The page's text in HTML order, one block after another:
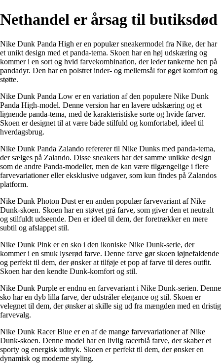
Nethandel er årsag til butiksdød
Nike Dunk Panda High er en populær sneakermodel fra Nike, der har
et unikt design med et panda-tema. Skoen har en høj udskæring og
kommer i en sort og hvid farvekombination, der leder tankerne hen på
pandadyr. Den har en polstret inder- og mellemsål for øget komfort og
støtte.
Nike Dunk Panda Low er en variation af den populære Nike Dunk
Panda High-model. Denne version har en lavere udskæring og et
lignende panda-tema, med de karakteristiske sorte og hvide farver.
Skoen er designet til at være både stilfuld og komfortabel, ideel til
hverdagsbrug.
Nike Dunk Panda Zalando refererer til Nike Dunks med panda-tema,
der sælges på Zalando. Disse sneakers har det samme unikke design
som de andre Panda-modeller, men de kan være tilgængelige i flere
farvevariationer eller eksklusive udgaver, som kun findes på Zalandos
platform.
Nike Dunk Photon Dust er en anden populær farvevariant af Nike
Dunk-skoen. Skoen har en støvet grå farve, som giver den et neutralt
og stilfuldt udseende. Den er ideel til dem, der foretrækker en mere
subtil og afslappet stil.
Nike Dunk Pink er en sko i den ikoniske Nike Dunk-serie, der
kommer i en smuk lyserød farve. Denne farve gør skoen iøjnefaldende
og perfekt til dem, der ønsker at tilføje et pop af farve til deres outfit.
Skoen har den kendte Dunk-komfort og stil.
Nike Dunk Purple er endnu en farvevariant i Nike Dunk-serien. Denne
sko har en dyb lilla farve, der udstråler elegance og stil. Skoen er
velegnet til dem, der ønsker at skille sig ud fra mængden med en dristig
farvevalg.
Nike Dunk Racer Blue er en af de mange farvevariationer af Nike
Dunk-skoen. Denne model har en livlig racerblå farve, der skaber et
sporty og energisk udtryk. Skoen er perfekt til dem, der ønsker en
dynamisk og moderne styling.